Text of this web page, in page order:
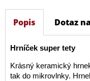
Popis Dotaz
Hrníček super tety
Krásný keramický
tak do mikrovlnky.